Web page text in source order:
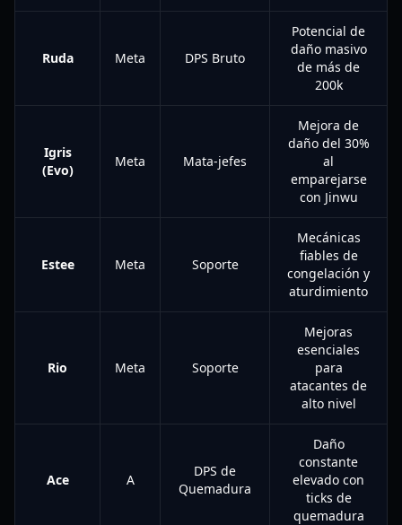
Ruda Meta DPS Bruto
Potencial de
daño masivo
de más de
200k
Igris
(Evo)
Meta Mata-jefes
Mejora de
daño del 30%
al
emparejarse
con Jinwu
Estee Meta Soporte
Mecánicas
fiables de
congelación y
aturdimiento
Rio Meta Soporte
Mejoras
esenciales
para
atacantes de
alto nivel
Ace A
DPS de
Quemadura
Daño
constante
elevado con
ticks de
quemadura